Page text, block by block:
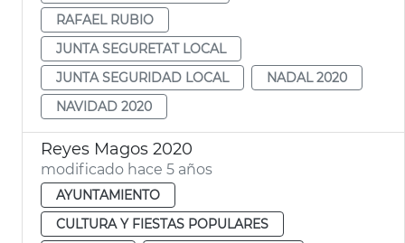
RAFAEL RUBIO
JUNTA SEGURETAT LOCAL
JUNTA SEGURIDAD LOCAL
NADAL 2020
NAVIDAD 2020
Reyes Magos 2020
modificado hace 5 años
AYUNTAMIENTO
CULTURA Y FIESTAS POPULARES